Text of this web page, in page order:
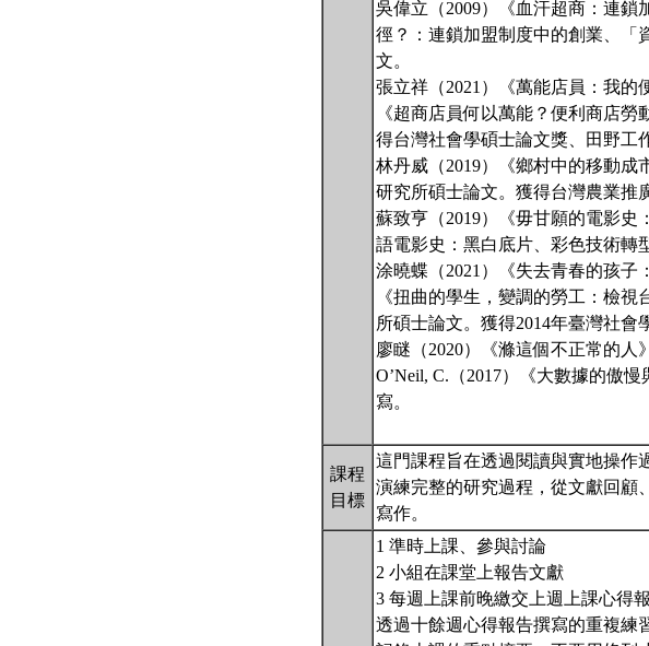
吳偉立（2009）《血汗超商：連鎖
徑？：連鎖加盟制度中的創業、「
文。
張立祥（2021）《萬能店員：我的
《超商店員何以萬能？便利商店
得台灣社會學碩士論文獎、田野工
林丹威（2019）《鄉村中的移動
研究所碩士論文。獲得台灣農業推
蘇致亨（2019）《毋甘願的電影史
語電影史：黑白底片、彩色技術轉
涂曉蝶（2021）《失去青春的孩子
《扭曲的學生，變調的勞工：檢
所碩士論文。獲得2014年臺灣社會
廖瞇（2020）《滌這個不正常的人
O’Neil, C.（2017）《大數據的傲
寫。
課程
目標
這門課程旨在透過閱讀與實地操作
演練完整的研究過程，從文獻回顧
寫作。
1 準時上課、參與討論
2 小組在課堂上報告文獻
3 每週上課前晚繳交上週上課心得
透過十餘週心得報告撰寫的重複練